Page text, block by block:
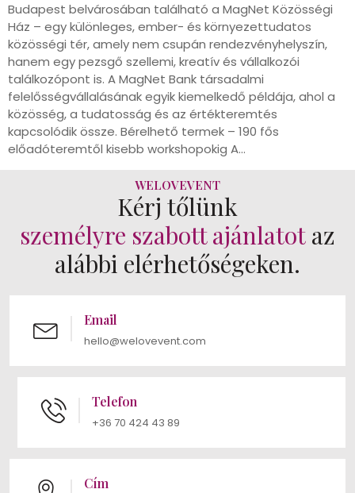
Budapest belvárosában található a MagNet Közösségi
Ház – egy különleges, ember- és környezettudatos
közösségi tér, amely nem csupán rendezvényhelyszín,
hanem egy pezsgő szellemi, kreatív és vállalkozói
találkozópont is. A MagNet Bank társadalmi
felelősségvállalásának egyik kiemelkedő példája, ahol a
közösség, a tudatosság és az értékteremtés
kapcsolódik össze. Bérelhető termek – 190 fős
előadóteremtől kisebb workshopokig A…
WELOVEVENT
Kérj tőlünk
személyre szabott ajánlatot az
alábbi elérhetőségeken.
Email
hello@welovevent.com
Telefon
+36 70 424 43 89
Cím